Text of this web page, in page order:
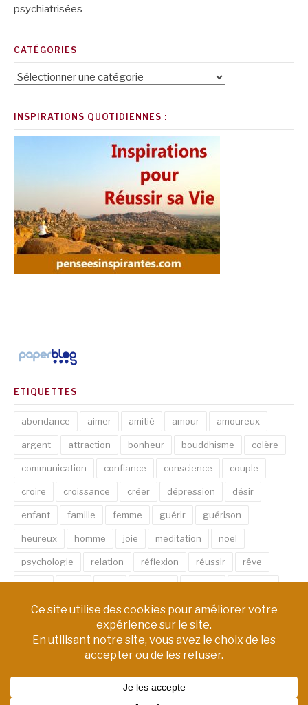
psychiatrisées
CATÉGORIES
Catégories
INSPIRATIONS QUOTIDIENNES :
ETIQUETTES
abondance aimer amitié amour amoureux
argent attraction bonheur bouddhisme colère
communication confiance conscience couple
croire croissance créer dépression désir
enfant famille femme guérir guérison
heureux homme joie meditation noel
psychologie relation réflexion réussir rêve
santé sexe soin spirituel succès thérapie
vie âme émotion énergie équilibre
Thème Fashify parFRT